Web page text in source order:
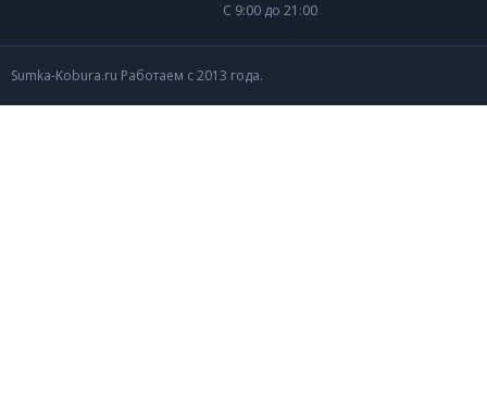
С 9:00 до 21:00
Sumka-Kobura.ru Работаем с 2013 года.